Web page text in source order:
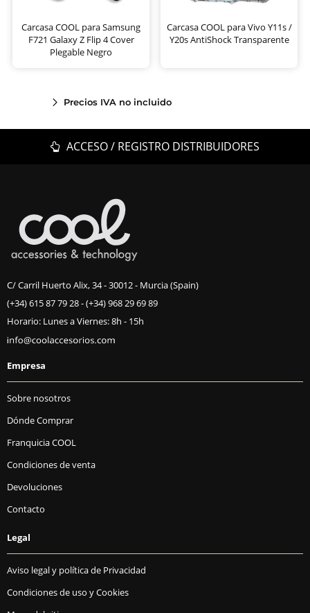
Carcasa COOL para Samsung
F721 Galaxy Z Flip 4 Cover
Plegable Negro
Carcasa COOL para Vivo Y11s /
Y20s AntiShock Transparente
Precios IVA no incluido
ACCESO / REGISTRO DISTRIBUIDORES
C/ Carril Huerto Alix, 34 - 30012 - Murcia (Spain)
(+34) 615 87 79 28-(+34) 968 29 69 89
Horario: Lunes a Viernes: 8h - 15h
Empresa
Sobre nosotros
Dónde Comprar
Franquicia COOL
Condiciones de venta
Devoluciones
Contacto
Legal
Aviso legal y política de Privacidad
Condiciones de uso y Cookies